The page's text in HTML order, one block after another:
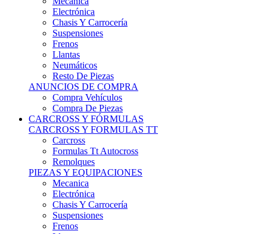
Chasis Y Carrocería
Suspensiones
Frenos
Llantas
Neumáticos
Resto De Piezas
ANUNCIOS DE COMPRA
Compra Vehículos
Compra De Piezas
CARCROSS Y FÓRMULAS
CARCROSS Y FORMULAS TT
Carcross
Formulas Tt Autocross
Remolques
PIEZAS Y EQUIPACIONES
Mecanica
Electrónica
Chasis Y Carrocería
Suspensiones
Frenos
Llantas